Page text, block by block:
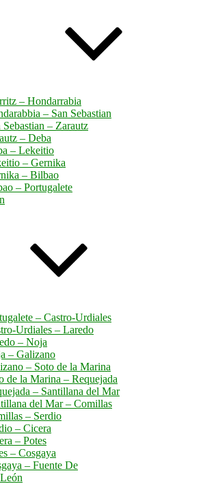
– Hondarrabia
– San Sebastian
Sebastian – Zarautz
– Deba
– Lekeitio
– Gernika
– Bilbao
– Portugalete
– Castro-Urdiales
Urdiales – Laredo
– Noja
– Galizano
– Soto de la Marina
de la Marina – Requejada
– Santillana del Mar
del Mar – Comillas
– Serdio
– Cicera
– Potes
– Cosgaya
– Fuente De